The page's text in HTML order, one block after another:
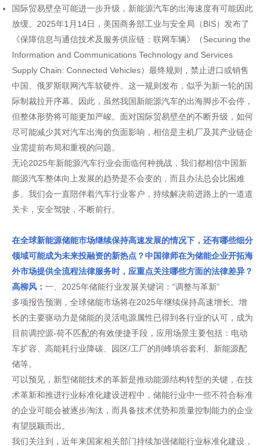
国际贸易壁垒可能进一步升级，新能源汽车的出海速度有可能因此
放缓。2025年1月14日，美国商务部工业与安全局（BIS）发布了
《保障信息与通信技术及服务供应链：联网车辆》（Securing the
Information and Communications Technology and Services
Supply Chain: Connected Vehicles）最终规则，禁止进口或销售
中国、俄罗斯联网汽车软硬件。这一规则发布，似乎为新一轮的国
际制裁拉开序幕。因此，虽然我国新能源汽车的出海脚步不会停，
但整体形势将可能更加严峻。面对国际贸易壁垒的不断升级，如何
尽可能减少其对汽车出海的负面影响，相信是主机厂及其产业链企
业需提前布局和重视的问题。
无论2025年新能源汽车行业会面临何种挑战，我们都相信中国新
能源汽车整体向上发展的趋势是不会变的，而且办法总会比困难
多。我们会一直陪伴着汽车行业客户，持续解决前进路上的一道道
关卡，安全驾驶，不断前行。
在全球新能源储能市场继续保持高速发展的情况下，还有哪些细分
领域可能成为未来投融资的新热点？中国律师在为储能企业开拓海
外市场提供全流程法律服务时，应重点关注哪些方面的法律差异？
高柳风： 一、2025年储能行业发展关键词：“调整与革新”
多项报告预测，全球储能市场将在2025年继续保持高速增长。增
长的主要驱动力是储能的灵活电源属性已得到各行业的认可，成为
目前调控源-荷不匹配的有效便捷手段，应用场景主要包括：电动
车扩容、高能耗行业降碳、园区/工厂的削峰填谷套利、新能源配
储等。
可以预见，新型储能技术的革新是推动能源结构转型的关键，在技
术革新和推进行业标准化建设进程中，储能行业中一些不符合标准
的企业可能会被逐步淘汰，而具备技术优势和质量控制能力的企业
有望脱颖而出。
我们关注到，近年来国家相关部门持续加强储能行业标准化建设，